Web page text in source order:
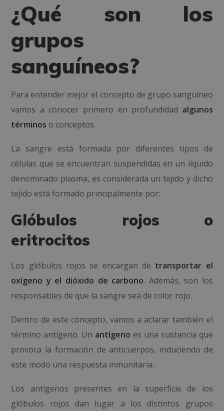
¿Qué son los
grupos
sanguíneos?
Para entender mejor el concepto de grupo sanguíneo
vamos a conocer primero en profundidad algunos
términos o conceptos.
La sangre está formada por diferentes tipos de
células que se encuentran suspendidas en un líquido
denominado plasma, es considerada un tejido y dicho
tejido está formado principalmente por:
Glóbulos rojos o
eritrocitos
Los glóbulos rojos se encargan de transportar el
oxígeno y el dióxido de carbono. Además, son los
responsables de que la sangre sea de color rojo.
Dentro de este concepto, vamos a aclarar también el
término antígeno. Un antígeno es una sustancia que
provoca la formación de anticuerpos, induciendo de
este modo una respuesta inmunitaria.
Los antígenos presentes en la superficie de los
glóbulos rojos dan lugar a los distintos grupos